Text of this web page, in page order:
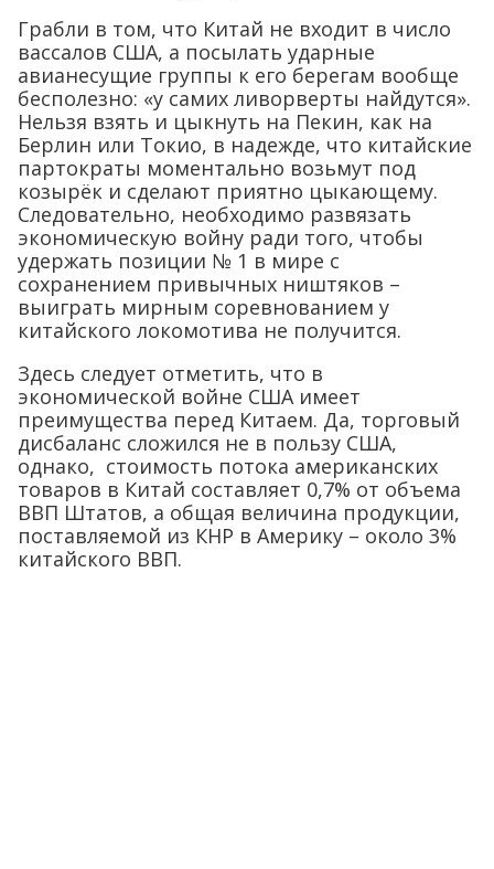
Грабли в том, что Китай не входит в число
вассалов США, а посылать ударные
авианесущие группы к его берегам вообще
бесполезно: «у самих ливорверты найдутся».
Нельзя взять и цыкнуть на Пекин, как на
Берлин или Токио, в надежде, что китайские
партократы моментально возьмут под
козырёк и сделают приятно цыкающему.
Следовательно, необходимо развязать
экономическую войну ради того, чтобы
удержать позиции № 1 в мире с
сохранением привычных ништяков –
выиграть мирным соревнованием у
китайского локомотива не получится.
Здесь следует отметить, что в
экономической войне США имеет
преимущества перед Китаем. Да, торговый
дисбаланс сложился не в пользу США,
однако, стоимость потока американских
товаров в Китай составляет 0,7% от объема
ВВП Штатов, а общая величина продукции,
поставляемой из КНР в Америку – около 3%
китайского ВВП.